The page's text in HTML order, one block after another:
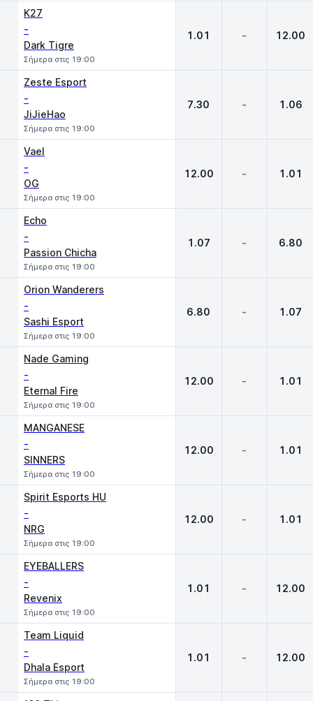
K27
-
Dark Tigre
Σήμερα στις 19:00
1.01 - 12.00
Zeste Esport
-
JiJieHao
Σήμερα στις 19:00
7.30 - 1.06
Vael
-
OG
Σήμερα στις 19:00
12.00 - 1.01
Echo
-
Passion Chicha
Σήμερα στις 19:00
1.07 - 6.80
Orion Wanderers
-
Sashi Esport
Σήμερα στις 19:00
6.80 - 1.07
Nade Gaming
-
Eternal Fire
Σήμερα στις 19:00
12.00 - 1.01
MANGANESE
-
SINNERS
Σήμερα στις 19:00
12.00 - 1.01
Spirit Esports HU
-
NRG
Σήμερα στις 19:00
12.00 - 1.01
EYEBALLERS
-
Revenix
Σήμερα στις 19:00
1.01 - 12.00
Team Liquid
-
Dhala Esport
Σήμερα στις 19:00
1.01 - 12.00